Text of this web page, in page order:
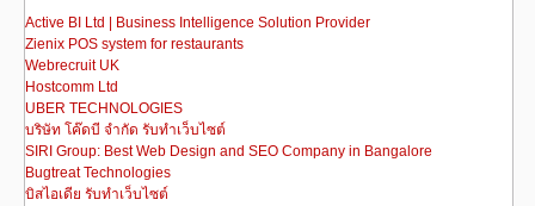
o
k
n
Active BI Ltd | Business Intelligence Solution Provider
Zienix POS system for restaurants
Webrecruit UK
Hostcomm Ltd
UBER TECHNOLOGIES
บริษัท โค๊ดบี จำกัด รับทำเว็บไซต์
SIRI Group: Best Web Design and SEO Company in Bangalore
Bugtreat Technologies
บิสไอเดีย รับทําเว็บไซต์